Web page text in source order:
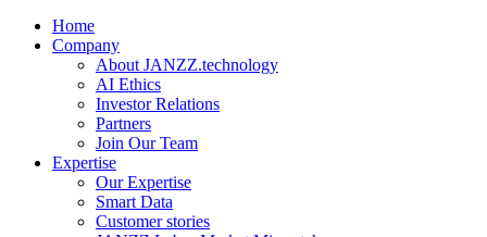
Home
Company
About JANZZ.technology
AI Ethics
Investor Relations
Partners
Join Our Team
Expertise
Our Expertise
Smart Data
Customer stories